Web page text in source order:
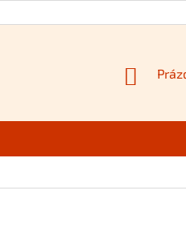
ÚDAJŮ FIREMNÍ WEB